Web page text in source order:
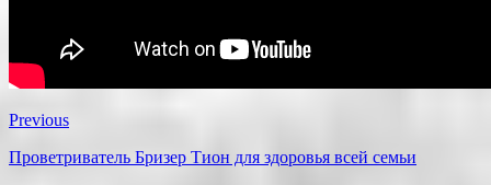
Previous
Проветриватель Бризер Тион для здоровья всей семьи